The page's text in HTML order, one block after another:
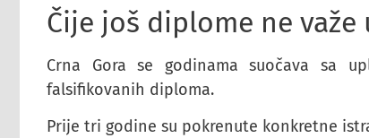
Čije još diplome ne važe
Crna Gora se godinama suočava sa
falsifikovanih diploma.
Prije tri godine su pokrenute konkretne